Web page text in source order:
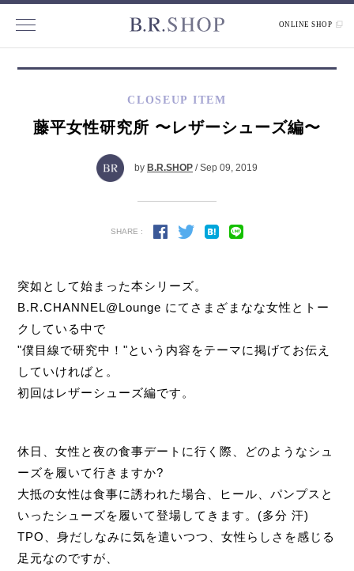
ONLINE SHOP
CLOSEUP ITEM
藤平女性研究所 〜レザーシューズ編〜
by B.R.SHOP / Sep 09, 2019
SHARE :
突如として始まった本シリーズ。
B.R.CHANNEL@Lounge にてさまざまなな女性とトー
クしている中で
"僕目線で研究中！"という内容をテーマに掲げてお伝え
していければと。
初回はレザーシューズ編です。
休日、女性と夜の食事デートに行く際、どのようなシュ
ーズを履いて行きますか?
大抵の女性は食事に誘われた場合、ヒール、パンプスと
いったシューズを履いて登場してきます。(多分 汗)
TPO、身だしなみに気を遣いつつ、女性らしさを感じる
足元なのですが、